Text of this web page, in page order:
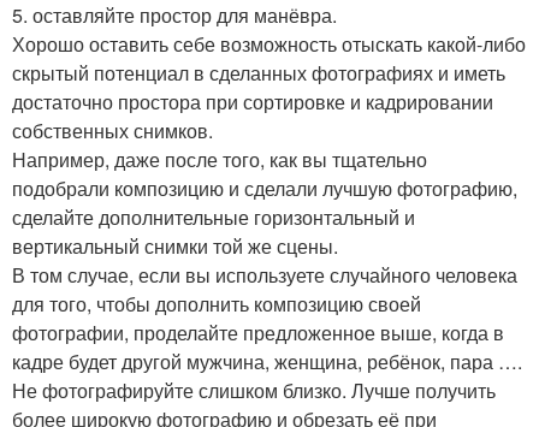
5. оставляйте простор для манёвра.
Хорошо оставить себе возможность отыскать какой-либо
скрытый потенциал в сделанных фотографиях и иметь
достаточно простора при сортировке и кадрировании
собственных снимков.
Например, даже после того, как вы тщательно
подобрали композицию и сделали лучшую фотографию,
сделайте дополнительные горизонтальный и
вертикальный снимки той же сцены.
В том случае, если вы используете случайного человека
для того, чтобы дополнить композицию своей
фотографии, проделайте предложенное выше, когда в
кадре будет другой мужчина, женщина, ребёнок, пара ….
Не фотографируйте слишком близко. Лучше получить
более широкую фотографию и обрезать её при